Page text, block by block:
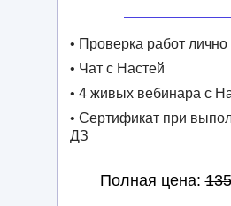
Полная цена:
• Сертификат при
ДЗ
• 4 живых вебинара с
• Чат с Настей
• Проверка работ лично